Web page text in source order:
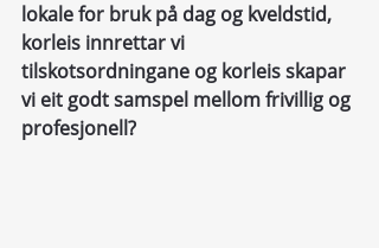
lokale for bruk på dag og kveldstid,
korleis innrettar vi
tilskotsordningane og korleis skapar
vi eit godt samspel mellom frivillig og
profesjonell?